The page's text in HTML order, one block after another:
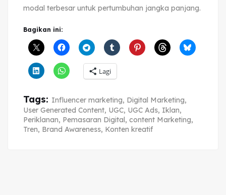
modal terbesar untuk pertumbuhan jangka panjang.
Bagikan ini:
Lagi
Tags: Influencer marketing, Digital Marketing,
User Generated Content, UGC, UGC Ads, Iklan,
Periklanan, Pemasaran Digital, content Marketing,
Tren, Brand Awareness, Konten kreatif